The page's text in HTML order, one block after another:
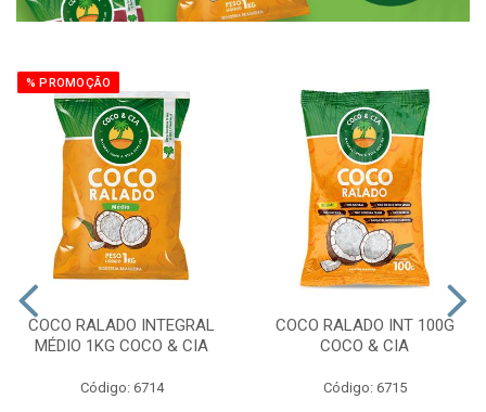
% PROMOÇÃO
COCO RALADO INTEGRAL
MÉDIO 1KG COCO & CIA
Código: 6714
COCO RALADO INT 100G
COCO & CIA
Código: 6715